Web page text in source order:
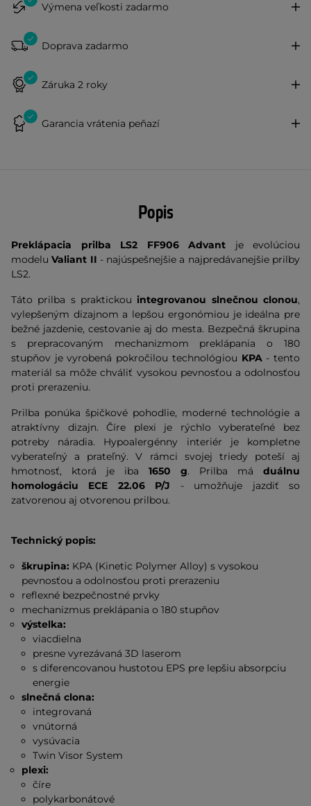
Výmena veľkosti zadarmo
Doprava zadarmo
Záruka 2 roky
Garancia vrátenia peňazí
Popis
Preklápacia prilba LS2 FF906 Advant je evolúciou
modeluValiant II - najúspešnejšie a najpredávanejšie prilby
LS2.
Táto prilba s praktickou integrovanou slnečnou clonou,
vylepšeným dizajnom a lepšou ergonómiou je ideálna pre
bežné jazdenie, cestovanie aj do mesta. Bezpečná škrupina
s prepracovaným mechanizmom preklápania o 180
stupňov je vyrobená pokročilou technológiou KPA- tento
materiál sa môže chváliť vysokou pevnosťou a odolnosťou
proti prerazeniu.
Prilba ponúka špičkové pohodlie, moderné technológie a
atraktívny dizajn. Číre plexi je rýchlo vyberateľné bez
potreby náradia. Hypoalergénny interiér je kompletne
vyberateľný a prateľný. V rámci svojej triedy poteší aj
hmotnosť, ktorá je iba 1650 g. Prilba má duálnu
homologáciu ECE 22.06 P/J - umožňuje jazdiť so
zatvorenou aj otvorenou prilbou.
Technický popis:
škrupina: KPA (Kinetic Polymer Alloy) s vysokou
pevnosťou a odolnosťou proti prerazeniu
reflexné bezpečnostné prvky
mechanizmus preklápania o 180 stupňov
výstelka:
viacdielna
presne vyrezávaná 3D laserom
s diferencovanou hustotou EPS pre lepšiu absorpciu
energie
slnečná clona:
integrovaná
vnútorná
vysúvacia
Twin Visor System
plexi:
číre
polykarbonátové